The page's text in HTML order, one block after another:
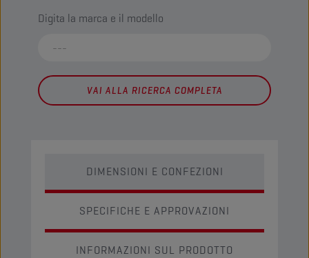
Digita la marca e il modello
VAI ALLA RICERCA COMPLETA
DIMENSIONI E CONFEZIONI
SPECIFICHE E APPROVAZIONI
INFORMAZIONI SUL PRODOTTO